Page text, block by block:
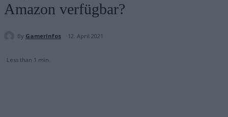
Amazon verfügbar?
By GamerInfos 12. April 2021
Less than 1 min.